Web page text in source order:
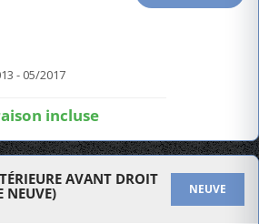
- 05/2017
incluse
AVANT DROIT
NEUVE)
NEUVE